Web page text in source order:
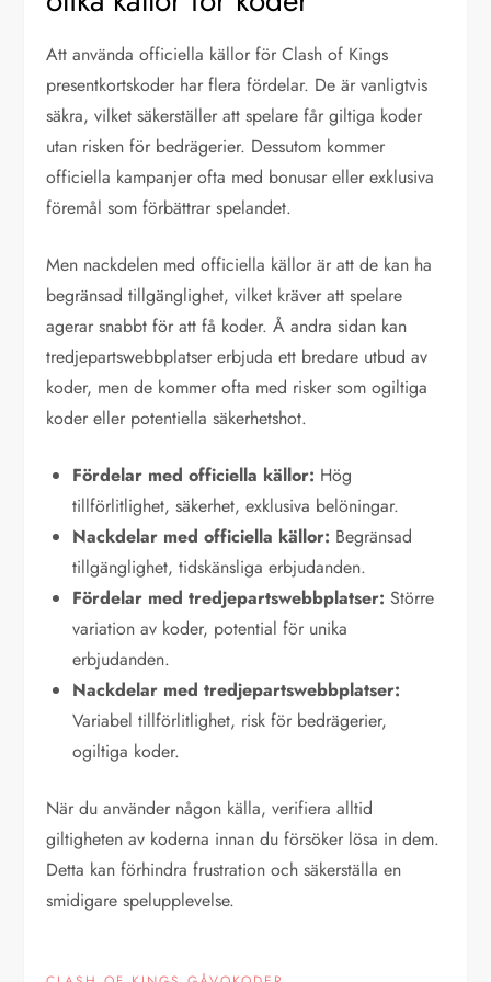
Att använda officiella källor för Clash of Kings
presentkortskoder har flera fördelar. De är vanligtvis
säkra, vilket säkerställer att spelare får giltiga koder
utan risken för bedrägerier. Dessutom kommer
officiella kampanjer ofta med bonusar eller exklusiva
föremål som förbättrar spelandet.
Men nackdelen med officiella källor är att de kan ha
begränsad tillgänglighet, vilket kräver att spelare
agerar snabbt för att få koder. Å andra sidan kan
tredjepartswebbplatser erbjuda ett bredare utbud av
koder, men de kommer ofta med risker som ogiltiga
koder eller potentiella säkerhetshot.
Fördelar med officiella källor: Hög
tillförlitlighet, säkerhet, exklusiva belöningar.
Nackdelar med officiella källor: Begränsad
tillgänglighet, tidskänsliga erbjudanden.
Fördelar med tredjepartswebbplatser: Större
variation av koder, potential för unika
erbjudanden.
Nackdelar med tredjepartswebbplatser:
Variabel tillförlitlighet, risk för bedrägerier,
ogiltiga koder.
När du använder någon källa, verifiera alltid
giltigheten av koderna innan du försöker lösa in dem.
Detta kan förhindra frustration och säkerställa en
smidigare spelupplevelse.